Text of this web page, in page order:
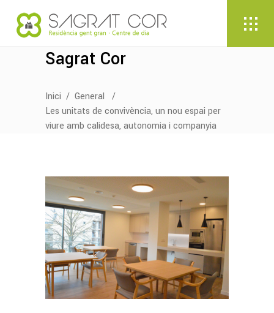
Sagrat Cor
Inici / General
/
Les unitats de convivència, un nou espai per
viure amb calidesa, autonomia i companyia